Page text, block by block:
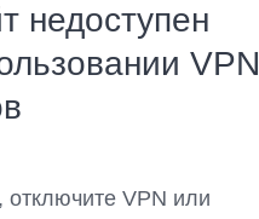
недоступен
VPN
отключите VPN или